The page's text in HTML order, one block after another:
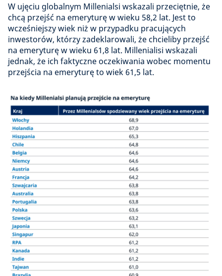
W ujęciu globalnym Millenialsi wskazali przeciętnie, że
chcą przejść na emeryturę w wieku 58,2 lat. Jest to
wcześniejszy wiek niż w przypadku pracujących
inwestorów, którzy zadeklarowali, że chcieliby przejść
na emeryturę w wieku 61,8 lat. Millenialisi wskazali
jednak, że ich faktyczne oczekiwania wobec momentu
przejścia na emeryturę to wiek 61,5 lat.